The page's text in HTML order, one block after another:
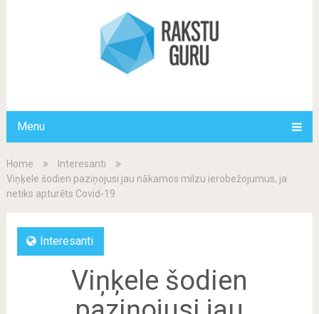
Menu
Home
Interesanti
Viņķele šodien paziņojusi jau nākamos milzu ierobežojumus, ja
netiks apturēts Covid-19
Interesanti
Viņķele šodien